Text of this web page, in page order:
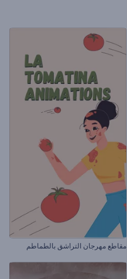
مقاطع مهرجان التراشق بالطماطم